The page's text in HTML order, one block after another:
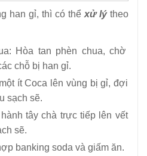
han gỉ, thì có thể xử lýtheo
Hòa tan phèn chua, chờ
chỗ bị han gỉ.
ít Coca lên vùng bị gỉ, đợi
sạch sẽ.
tây chà trực tiếp lên vết
sẽ.
banking soda và giấm ăn.